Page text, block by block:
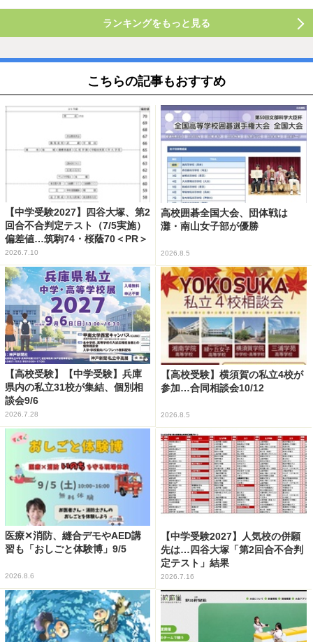
ランキングをもっと見る
こちらの記事もおすすめ
【中学受験2027】四谷大塚、第2
回合不合判定テスト（7/5実施）
偏差値…筑駒74・桜蔭70＜PR＞
2026.7.10
高校囲碁全国大会、団体戦は
灘・南山女子部が優勝
2026.8.5
【高校受験】【中学受験】兵庫
県内の私立31校が集結、個別相
談会9/6
2026.7.28
【高校受験】横須賀の私立4校が
参加…合同相談会10/12
2026.8.5
医療✕消防、縫合デモやAED講
習も「おしごと体験博」9/5
2026.8.6
【中学受験2027】人気校の併願
先は…四谷大塚「第2回合不合判
定テスト」結果
2026.7.16